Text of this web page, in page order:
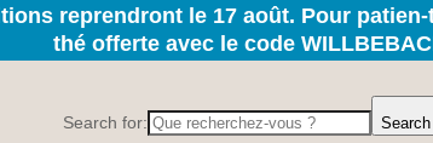
reprendront le 17 août. Pour
thé offerte avec le code
Search for: